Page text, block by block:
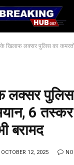
लक्सर पुलिस का कमरतोड़ अभियान, 6
लक्सर
6 तस्कर
बरामद
OCTOBER 12, 2025